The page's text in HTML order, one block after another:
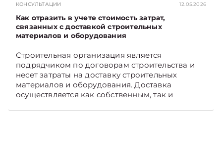
КОНСУЛЬТАЦИИ 12.05.2026
Как отразить в учете стоимость затрат,
связанных с доставкой строительных
материалов и оборудования
Строительная организация является
подрядчиком по договорам строительства и
несет затраты на доставку строительных
материалов и оборудования. Доставка
осуществляется как собственным, так и